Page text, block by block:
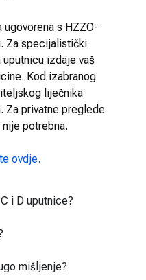
s HZZO-
Za specijalistički
izdaje vaš
Kod izabranog
liječnika
Za privatne preglede
potrebna.
ovdje.
i D uputnice?
mišljenje?